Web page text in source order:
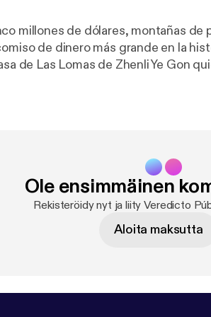
millones de dólares, montañas
de dinero más grande en la
de Las Lomas de Zhenli Ye Gon
a toda la clase política nacional. VEREDICTO
Coordinación Editorial: Cecilia
Salgado Edición video: Gabriel
ejecutivo: Armando Reyna
Ole ensimmäinen
Rekisteröidy nyt ja liity Veredicto
Aloita maksutta